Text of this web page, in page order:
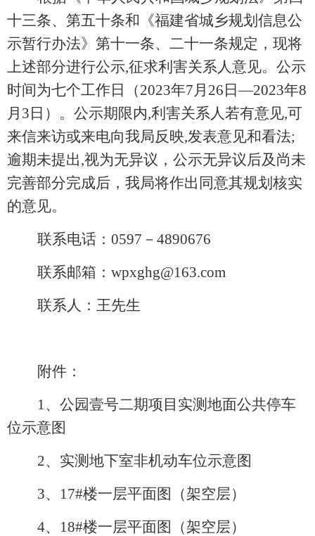
十三条、第五十条和《福建省城乡规划信息公
示暂行办法》第十一条、二十一条规定，现将
上述部分进行公示,征求利害关系人意见。公示
时间为七个工作日（2023年7月 26 日—2023年8
月 3 日 ）。公示期限内,利害关系人若有意见,可
来信来访或来电向我局反映,发表意见和看法;
逾期未提出,视为无异议，公示无异议后及尚未
完善部分完成后，我局将作出同意其规划核实
的意见。
联系电话： 0597－4890676
联系邮箱： wpxghg@163.com
联系人：王先生
附件：
1、公园壹号二期项目实测地面公共停车
位示意图
2、实测地下室非机动车位示意图
3、17#楼一层平面图（架空层）
4、18#楼一层平面图（架空层）